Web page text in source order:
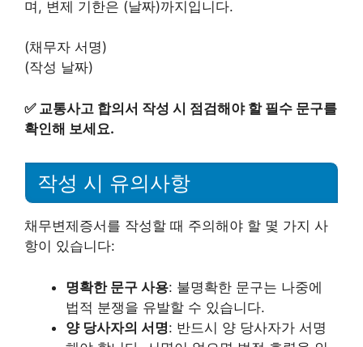
며, 변제 기한은 (날짜)까지입니다.
(채무자 서명)
(작성 날짜)
✅ 교통사고 합의서 작성 시 점검해야 할 필수 문구를
확인해 보세요.
작성 시 유의사항
채무변제증서를 작성할 때 주의해야 할 몇 가지 사
항이 있습니다:
명확한 문구 사용: 불명확한 문구는 나중에
법적 분쟁을 유발할 수 있습니다.
양 당사자의 서명: 반드시 양 당사자가 서명